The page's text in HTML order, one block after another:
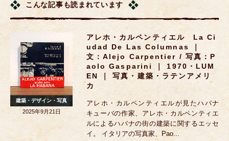
こんな記事も読まれています
アレホ・カルペンティエル La Ci
Udad De Las Columnas ｜
文：Alejo Carpentier / 写真：P
Aolo Gasparini ｜ 1970・LUM
EN ｜ 写真・建築・ラテンアメリ
カ
アレホ・カルペンティエルが見たハバナ
キューバの作家、アレホ・カルペンティエ
ルによるハバナの街の建築に関するエッセ
イ。 イタリアの写真家、Pao...
建築・デザイン・写真
2025年9月21日